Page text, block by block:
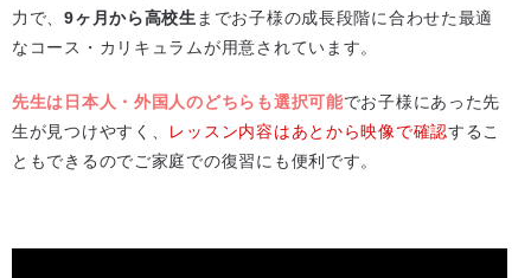
力で、9ヶ月から高校生までお子様の成長段階に合わせた最適
なコース・カリキュラムが用意されています。
先生は日本人・外国人のどちらも選択可能でお子様にあった先
生が見つけやすく、 レッスン内容はあとから映像で確認するこ
ともできるのでご家庭での復習にも便利です。